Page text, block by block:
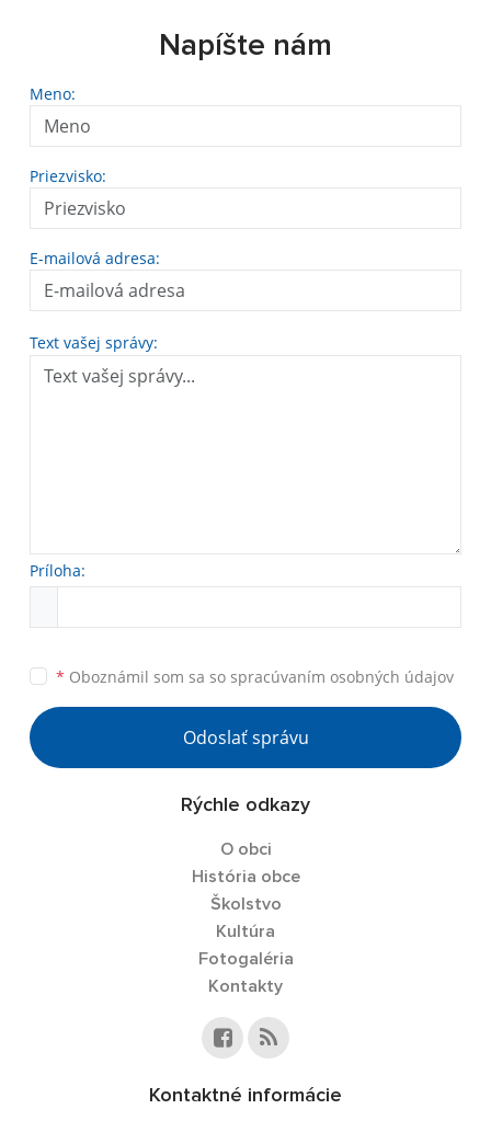
Napíšte nám
Meno:
Priezvisko:
E-mailová adresa:
Text vašej správy:
Príloha:
* Oboznámil som sa so spracúvaním osobných údajov
Odoslať správu
Rýchle odkazy
O obci
História obce
Školstvo
Kultúra
Fotogaléria
Kontakty
Kontaktné informácie